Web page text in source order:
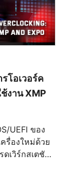
อร์ด
ยพลังงาน
าะสำหรับ
งงาน CPU
เดอร์เฉพาะ
ามร้อนหรือ
โอเวอร์ค
งาน XMP
UEFI ของ
รื่องใหม่ด้วย
เวิร์กสเตชัน